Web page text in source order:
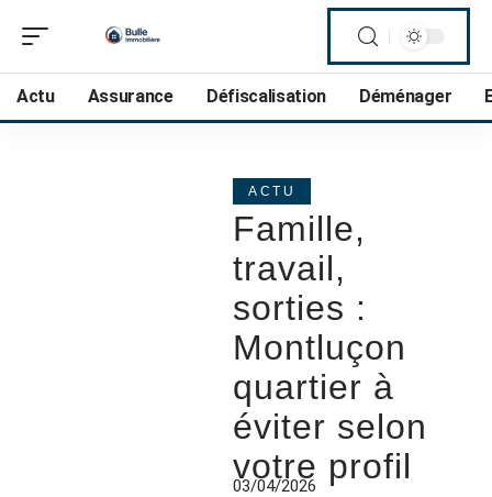
Actu Assurance Défiscalisation Déménager
ACTU
Famille,
travail,
sorties :
Montluçon
quartier à
éviter selon
votre profil
03/04/2026